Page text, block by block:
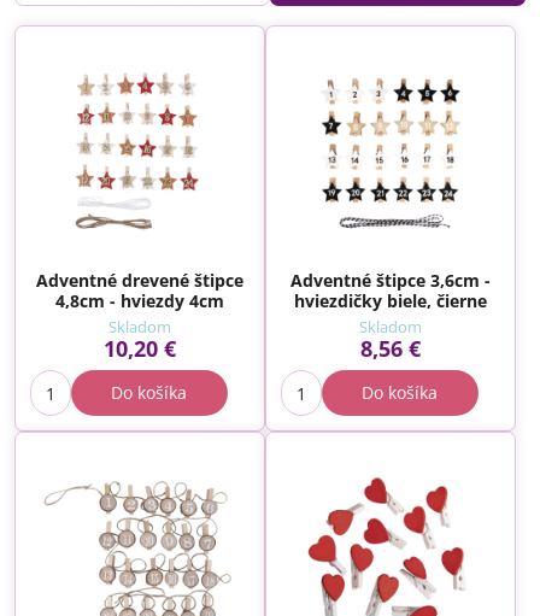
Adventné drevené štipce
4,8cm - hviezdy 4cm
Skladom
10,20 €
Do košíka
Adventné štipce 3,6cm -
hviezdičky biele, čierne
Skladom
8,56 €
Do košíka